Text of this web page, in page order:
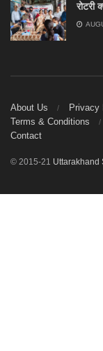
रोटरी
About Us Privacy
Terms & Conditions
Contact
© 2015-21 Uttarakhand